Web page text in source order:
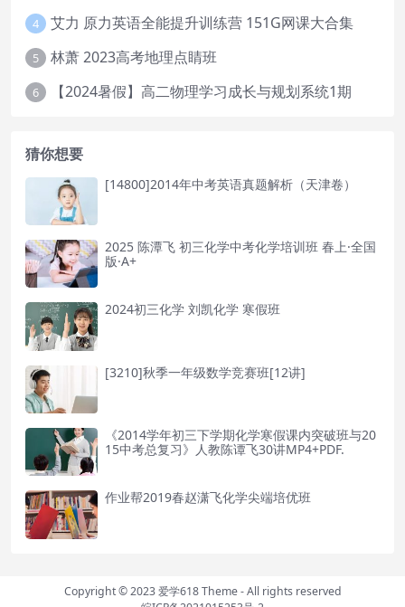
4 艾力 原力英语全能提升训练营 151G网课大合集
5 林萧 2023高考地理点睛班
6 【2024暑假】高二物理学习成长与规划系统1期
猜你想要
[14800]2014年中考英语真题解析（天津卷）
2025 陈潭飞 初三化学中考化学培训班 春上·全国
版·A+
2024初三化学 刘凯化学 寒假班
[3210]秋季一年级数学竞赛班[12讲]
《2014学年初三下学期化学寒假课内突破班与20
15中考总复习》人教陈谭飞30讲MP4+PDF.
作业帮2019春赵潇飞化学尖端培优班
Copyright © 2023爱学618 Theme- All rights reserved